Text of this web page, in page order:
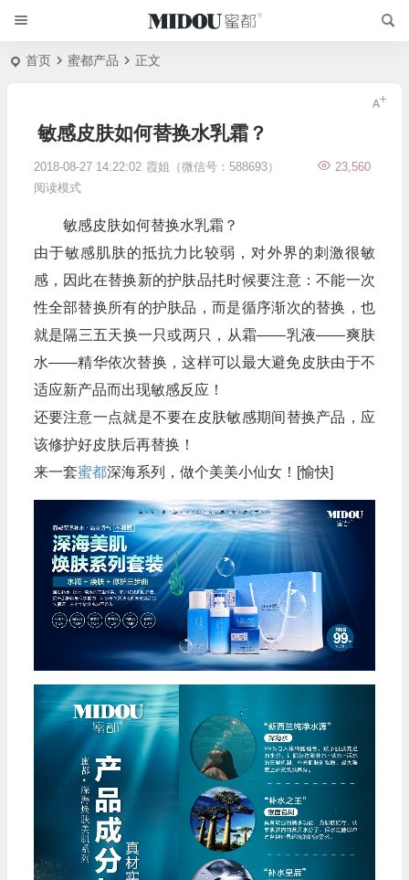
首页 蜜都产品 正文
敏感皮肤如何替换水乳霜？
2018-08-27 14:22:02 霞姐（微信号：588693）
23,560
阅读模式
敏感皮肤如何替换水乳霜？
由于敏感肌肤的抵抗力比较弱，对外界的刺激很敏
感，因此在替换新的护肤品扥时候要注意：不能一次
性全部替换所有的护肤品，而是循序渐次的替换，也
就是隔三五天换一只或两只，从霜——乳液——爽肤
水——精华依次替换，这样可以最大避免皮肤由于不
适应新产品而出现敏感反应！
还要注意一点就是不要在皮肤敏感期间替换产品，应
该修护好皮肤后再替换！
来一套蜜都深海系列，做个美美小仙女！[愉快]